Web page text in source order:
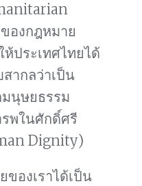
องกฎหมาย
ห้ประเทศไทยได้
ากลว่าเป็น
นุษยธรรม
พในศักดิ์ศรี
Dignity)
ของเราได้เป็น